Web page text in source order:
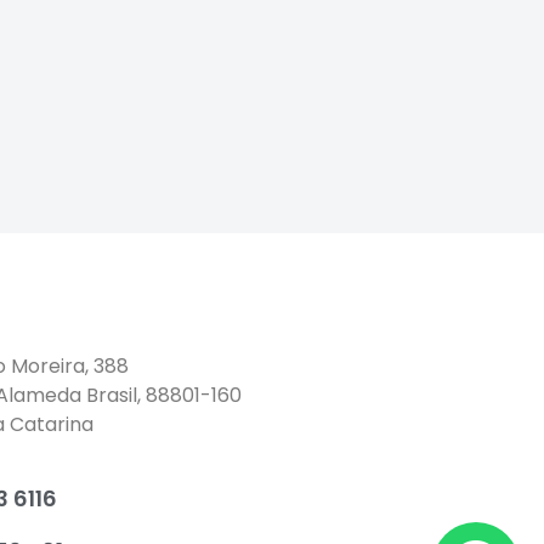
Moreira, 388
Brasil, 88801-160
Catarina